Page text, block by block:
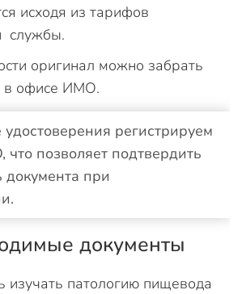
исходя из тарифов
службы.
оригинал можно забрать
в офисе ИМО.
регистрируем
позволяет подтвердить
документа при
документы
изучать патологию пищевода